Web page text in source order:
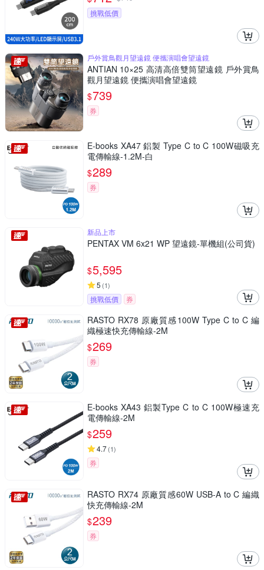
挑戰低價
戶外賞鳥觀月望遠鏡 便攜演唱會望遠鏡
ANTIAN 10×25 高清高倍雙筒望遠鏡 戶外賞鳥
觀月望遠鏡 便攜演唱會望遠鏡
$739
券
E-books XA47 鋁製 Type C to C 100W磁吸充
電傳輸線-1.2M-白
$289
券
新品上市
PENTAX VM 6x21 WP 望遠鏡-單機組(公司貨)
$5,595
5 (1)
挑戰低價 券
RASTO RX78 原廠質感100W Type C to C 編
織極速快充傳輸線-2M
$269
券
E-books XA43 鋁製Type C to C 100W極速充
電傳輸線-2M
$259
4.7(1)
券
RASTO RX74 原廠質感60W USB-A to C 編織
快充傳輸線-2M
$239
券